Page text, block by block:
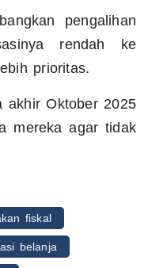
pengalihan
rendah ke
prioritas.
akhir Oktober 2025
mereka agar tidak
fiskal
belanja